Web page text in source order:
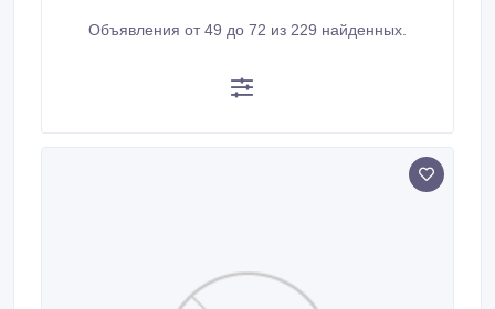
Объявления от 49 до 72 из 229 найденных.